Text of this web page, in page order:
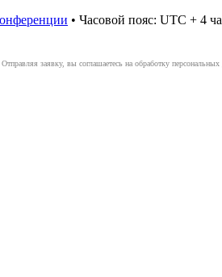
• Часовой пояс: UTC + 4
Отправляя заявку, вы соглашаетесь на обработку персональных